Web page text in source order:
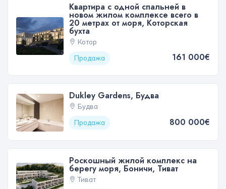
Квартира с одной спальней в
новом жилом комплексе всего в
20 метрах от моря, Которская
бухта
Котор
Продажа
161 000€
Dukley Gardens, Будва
Будва
Продажа
800 000€
Роскошный жилой комплекс на
берегу моря, Боничи, Тиват
Тиват